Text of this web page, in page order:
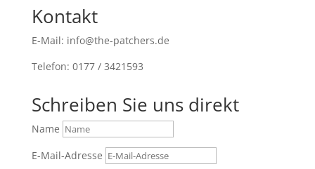
Kontakt
E-Mail: info@the-patchers.de
Telefon: 0177 / 3421593
Schreiben Sie uns direkt
Name
E-Mail-Adresse